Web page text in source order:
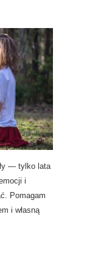
— tylko lata
i
Pomagam
i własną